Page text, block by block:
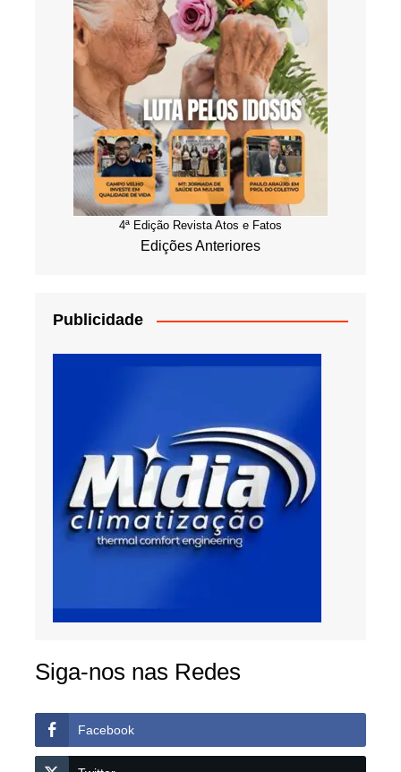
4ª Edição Revista Atos e Fatos
Edições Anteriores
Publicidade
Siga-nos nas Redes
Facebook